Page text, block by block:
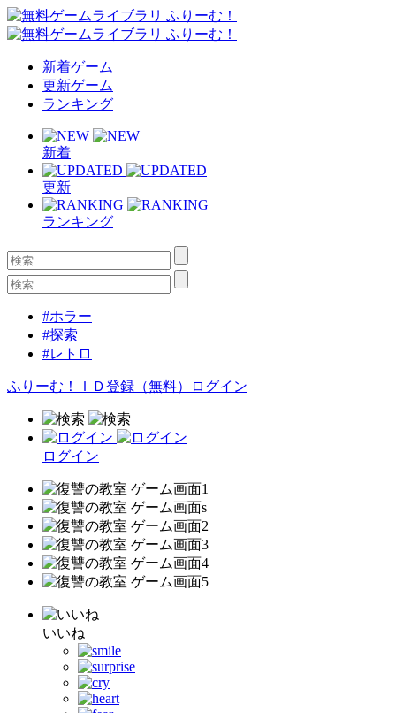
新着ゲーム
更新ゲーム
ランキング
新着
更新
ランキング
#ホラー
#探索
#レトロ
ふりーむ！ＩＤ登録（無料） ログイン
ログイン
いいね